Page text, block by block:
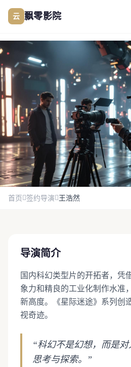
跳过导航
云 飘零影院
公司简介
作品展示
签约演员
签约导演
合作伙伴
影迷互动 科幻类型片先锋
首页 签约导演 王浩然
导演简介
国内科幻类型片的开拓者，凭
象力和精良的工业化制作水准
新高度。《星际迷途》系列创
视奇迹。
“科幻不是幻想，而是
思考与探索。”